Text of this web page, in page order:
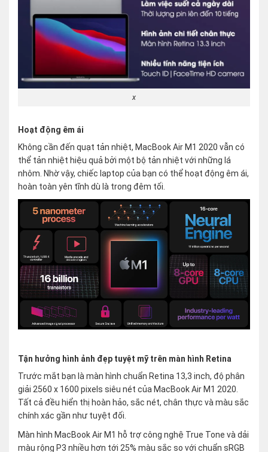
x
Hoạt động êm ái
Không cần đến quạt tản nhiệt, MacBook Air M1 2020 vẫn có
thể tản nhiệt hiệu quả bởi một bộ tản nhiệt với những lá
nhôm. Nhờ vậy, chiếc laptop của bạn có thể hoạt động êm ái,
hoàn toàn yên tĩnh dù là trong đêm tối.
Tận hưởng hình ảnh đẹp tuyệt mỹ trên màn hình Retina
Trước mắt bạn là màn hình chuẩn Retina 13,3 inch, độ phân
giải 2560 x 1600 pixels siêu nét của MacBook Air M1 2020.
Tất cả đều hiển thị hoàn hảo, sắc nét, chân thực và màu sắc
chính xác gần như tuyệt đối.
Màn hình MacBook Air M1 hỗ trợ công nghệ True Tone và dải
màu rộng P3 nhiều hơn tới 25% màu sắc so với chuẩn sRGB